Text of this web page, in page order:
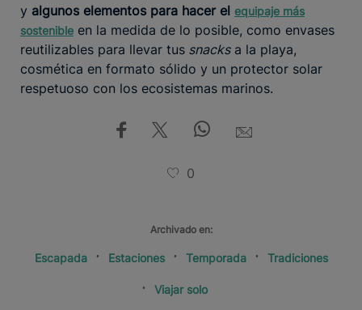
y algunos elementos para hacer el equipaje más
sostenible en la medida de lo posible, como envases
reutilizables para llevar tus snacksa la playa,
cosmética en formato sólido y un protector solar
respetuoso con los ecosistemas marinos.
0
Archivado en:
Escapada Estaciones Temporada Tradiciones
Viajar solo